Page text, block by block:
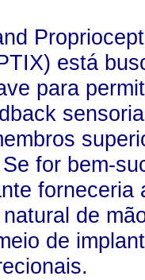
está
para
for bem-
forneceria
de
de